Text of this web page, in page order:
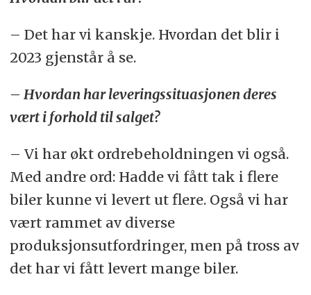
– Det har vi kanskje. Hvordan det blir i
2023 gjenstår å se.
– Hvordan har leveringssituasjonen deres
vært i forhold til salget?
– Vi har økt ordrebeholdningen vi også.
Med andre ord: Hadde vi fått tak i flere
biler kunne vi levert ut flere. Også vi har
vært rammet av diverse
produksjonsutfordringer, men på tross av
det har vi fått levert mange biler.